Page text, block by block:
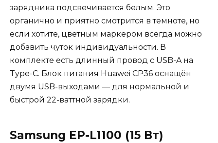
зарядника подсвечивается белым. Это
органично и приятно смотрится в темноте, но
если хотите, цветным маркером всегда можно
добавить чуток индивидуальности. В
комплекте есть длинный провод с USB-A на
Type-C. Блок питания Huawei CP36 оснащён
двумя USB-выходами — для нормальной и
быстрой 22-ваттной зарядки.
Samsung EP-L1100 (15 Вт)